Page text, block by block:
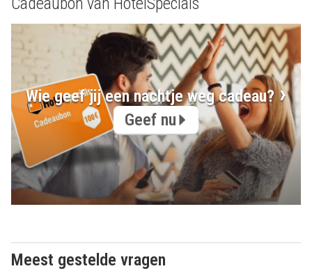
Wie geef jij een nachtje weg cadeau?
Geef nu
Meest gestelde vragen